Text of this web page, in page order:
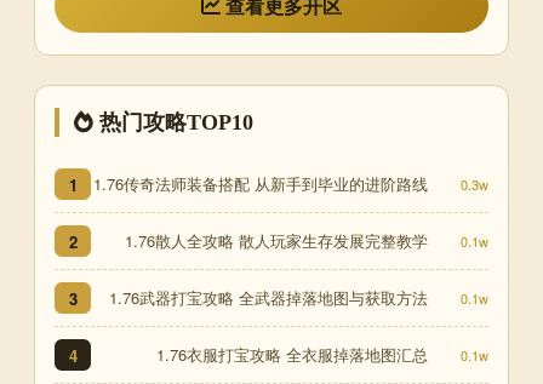
查看更多开区
热门攻略TOP10
1 1.76传奇法师装备搭配 从新手到毕业的进阶路线 0.3w
2 1.76散人全攻略 散人玩家生存发展完整教学 0.1w
3 1.76武器打宝攻略 全武器掉落地图与获取方法 0.1w
4 1.76衣服打宝攻略 全衣服掉落地图汇总 0.1w